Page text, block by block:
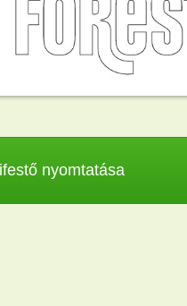
nyomtatása